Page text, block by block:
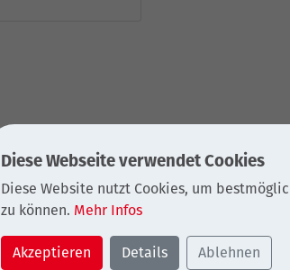
Diese Webseite verwendet Cookies
Diese Website nutzt Cookies, um
zu können. Mehr Infos
Akzeptieren Details Ablehnen